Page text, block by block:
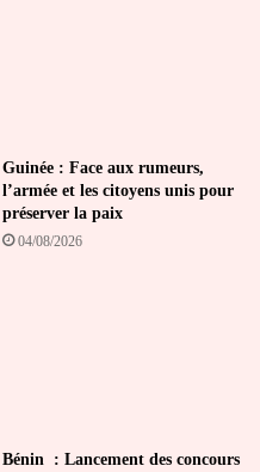
Guinée : Face aux rumeurs,
l’armée et les citoyens unis pour
préserver la paix
04/08/2026
Bénin : Lancement des concours